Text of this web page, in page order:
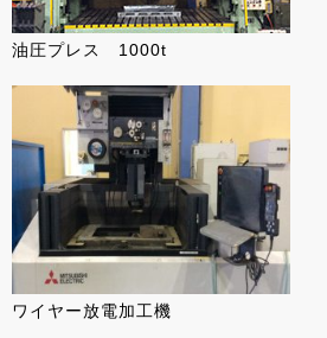
油圧プレス 1000t
ワイヤー放電加工機